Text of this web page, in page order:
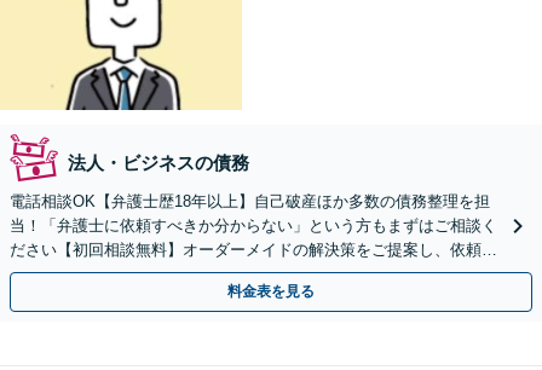
法人・ビジネスの債務
電話相談OK【弁護士歴18年以上】自己破産ほか多数の債務整理を担
当！「弁護士に依頼すべきか分からない」という方もまずはご相談く
ださい【初回相談無料】オーダーメイドの解決策をご提案し、依頼者
の方の経済的再生に向けて尽力します【勝山町駅3分】
料金表を見る